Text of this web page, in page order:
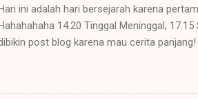
ini adalah hari bersejarah karena
14.20 Tinggal Meninggal,
post blog karena mau cerita
jadwalnya. Sudah wanti-wanti ke suami,
nonton lebih cepat 2 minggu